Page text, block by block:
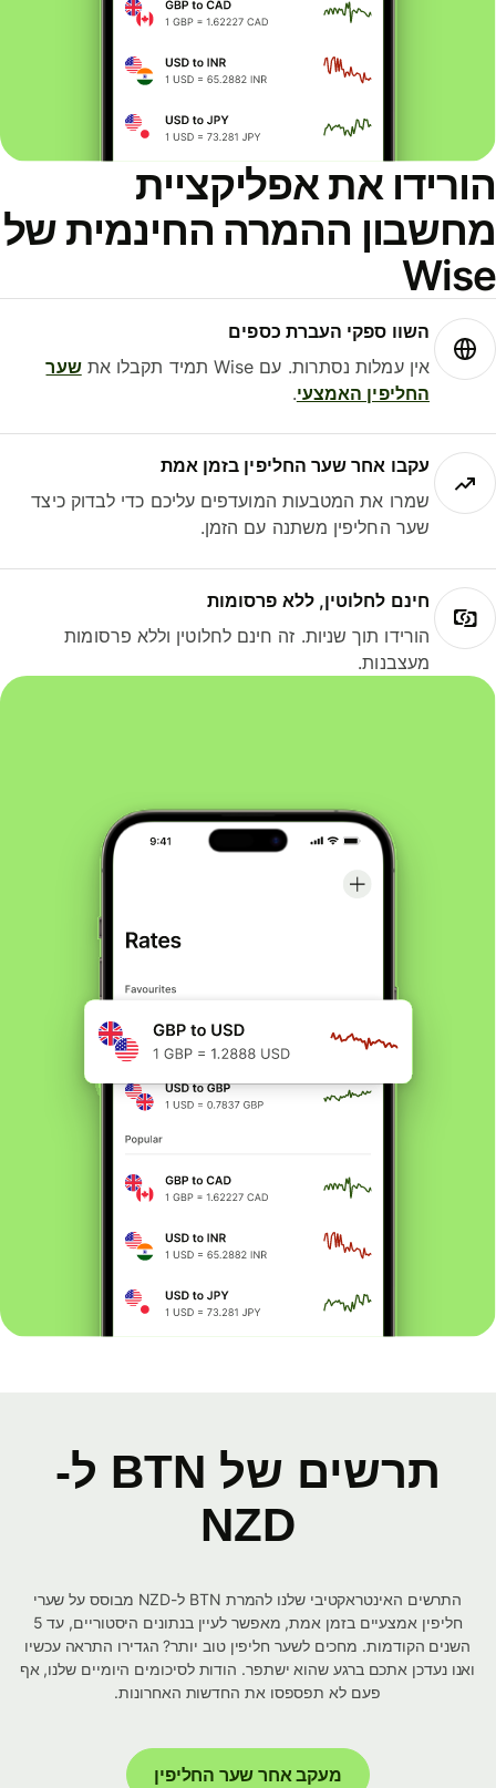
את אפליקציית
ההמרה החינמית של
השוו ספקי העברת כספים
אין עמלות נסתרות. עם Wise תמיד תקבלו את
שער
החליפין האמצעי.
עקבו אחר שער החליפין בזמן אמת
שמרו את המטבעות המועדפים עליכם כדי לבדוק כיצד
שער החליפין משתנה עם הזמן.
חינם לחלוטין, ללא פרסומות
הורידו תוך שניות. זה חינם לחלוטין וללא פרסומות
מעצבנות.
תרשים של BTN ל-
NZD
התרשים האינטראקטיבי שלנו להמרת BTN ל-NZD מבוסס על שערי
חליפין אמצעיים בזמן אמת, מאפשר לעיין בנתונים היסטוריים, עד 5
השנים הקודמות. מחכים לשער חליפין טוב יותר? הגדירו התראה עכשיו
ואנו נעדכן אתכם ברגע שהוא ישתפר. הודות לסיכומים היומיים שלנו, אף
פעם לא תפספסו את החדשות האחרונות.
מעקב אחר שער החליפין